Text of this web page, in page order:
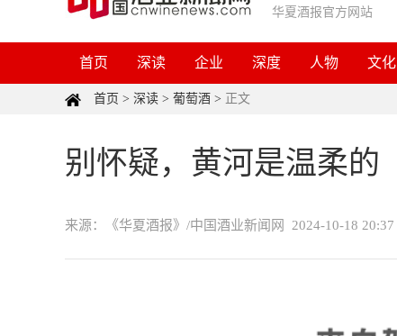
华夏酒报官方网站
首页 深读 企业 深度 人物 文化
首页 > 深读 > 葡萄酒 > 正文
别怀疑，黄河是温柔的
来源：《华夏酒报》/中国酒业新闻网 2024-10-18 20:37